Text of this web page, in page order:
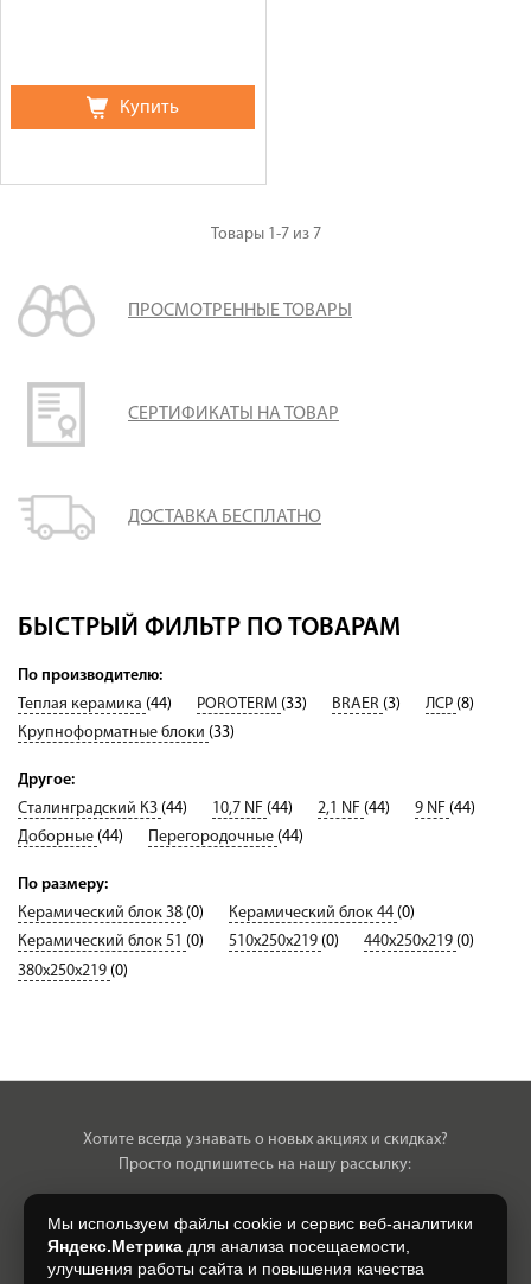
Купить
Товары 1-7из 7
ПРОСМОТРЕННЫЕ ТОВАРЫ
СЕРТИФИКАТЫ НА ТОВАР
ДОСТАВКА БЕСПЛАТНО
БЫСТРЫЙ ФИЛЬТР ПО ТОВАРАМ
По производителю:
Теплая керамика (44) POROTERM (33) BRAER (3) ЛСР (8)
Крупноформатные блоки (33)
Другое:
Сталинградский КЗ (44) 10,7 NF (44) 2,1 NF (44) 9 NF (44)
Доборные (44) Перегородочные (44)
По размеру:
Керамический блок 38 (0) Керамический блок 44 (0)
Керамический блок 51 (0) 510х250х219 (0) 440х250х219 (0)
380х250х219 (0)
Хотите всегда узнавать о новых акциях и скидках?
Просто подпишитесь на нашу рассылку:
Нажимая на кнопку, я даю свое согласие на обработку моих
Мы используем файлы cookie и сервис веб-аналитики
Яндекс.Метрика для анализа посещаемости,
улучшения работы сайта и повышения качества